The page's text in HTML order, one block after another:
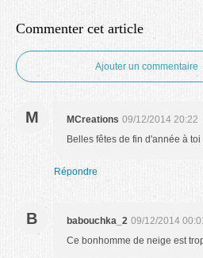
Commenter cet article
Ajouter un commentaire
M MCreations 09/12/2014 20:22
Belles fêtes de fin d'année à
Répondre
B babouchka_2 09/12/2014
Ce bonhomme de neige est